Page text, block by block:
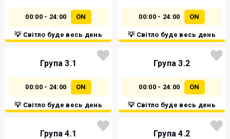
00:00 - 24:00 ON
💡 Світло буде весь день
00:00 - 24:00 ON
💡 Світло буде весь день
Група 3.1
00:00 - 24:00 ON
💡 Світло буде весь день
Група 3.2
00:00 - 24:00 ON
💡 Світло буде весь день
Група 4.1 Група 4.2